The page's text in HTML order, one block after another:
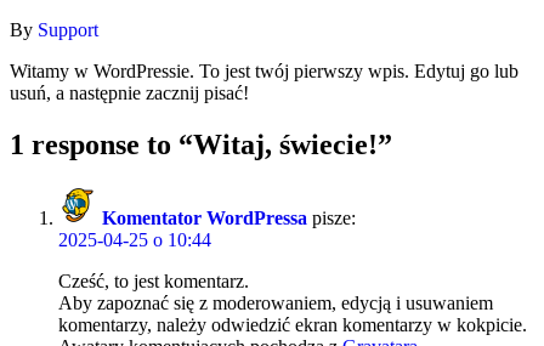
By Support
Witamy w WordPressie. To jest twój pierwszy wpis. Edytuj go lub
usuń, a następnie zacznij pisać!
1 response to “Witaj, świecie!”
Komentator WordPressa pisze:
2025-04-25 o 10:44
Cześć, to jest komentarz.
Aby zapoznać się z moderowaniem, edycją i usuwaniem
komentarzy, należy odwiedzić ekran komentarzy w kokpicie.